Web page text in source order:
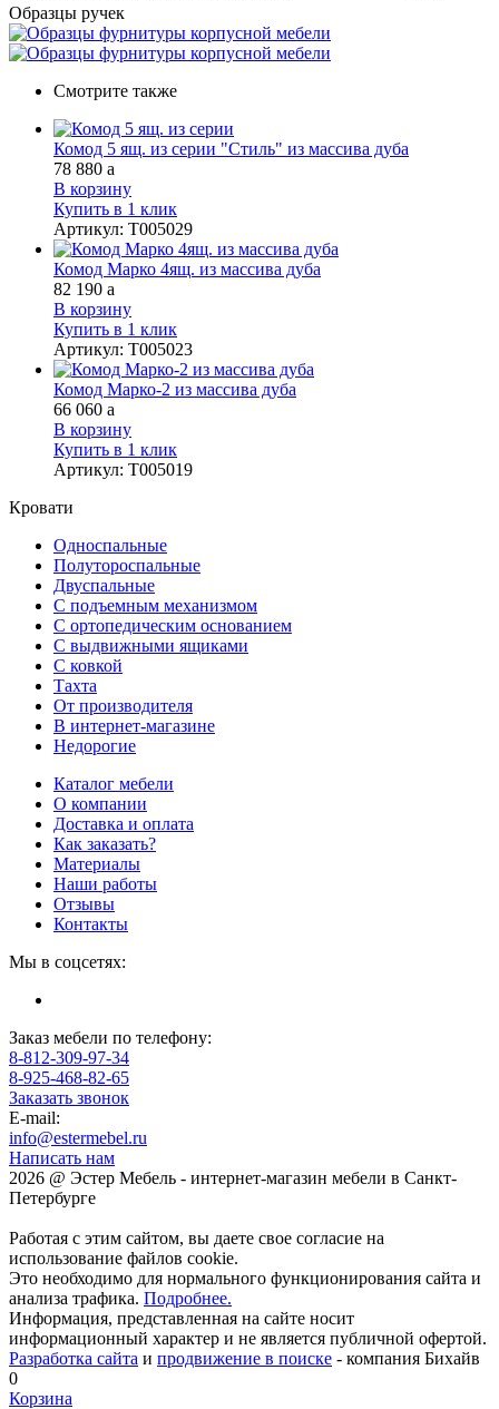
Образцы ручек
Смотрите также
Комод 5 ящ. из серии "Стиль" из массива дуба
78 880 a
В корзину
Купить в 1 клик
Артикул: Т005029
Комод Марко 4ящ. из массива дуба
82 190 a
В корзину
Купить в 1 клик
Артикул: Т005023
Комод Марко-2 из массива дуба
66 060 a
В корзину
Купить в 1 клик
Артикул: Т005019
Кровати
Односпальные
Полутороспальные
Двуспальные
С подъемным механизмом
С ортопедическим основанием
С выдвижными ящиками
С ковкой
Тахта
От производителя
В интернет-магазине
Недорогие
Каталог мебели
О компании
Доставка и оплата
Как заказать?
Материалы
Наши работы
Отзывы
Контакты
Мы в соцсетях:
Заказ мебели по телефону:
8-812-309-97-34
8-925-468-82-65
Заказать звонок
E-mail:
info@estermebel.ru
Написать нам
2026 @ Эстер Мебель - интернет-магазин мебели в Санкт-
Петербурге
Работая с этим сайтом, вы даете свое согласие на
использование файлов cookie.
Это необходимо для нормального функционирования сайта и
анализа трафика. Подробнее.
Информация, представленная на сайте носит
информационный характер и не является публичной офертой.
Разработка сайта и продвижение в поиске - компания Бихайв
0
Корзина